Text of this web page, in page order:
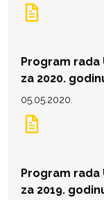
Program rada
za 2020.
05.05.2020.
Program rada
za 2019.